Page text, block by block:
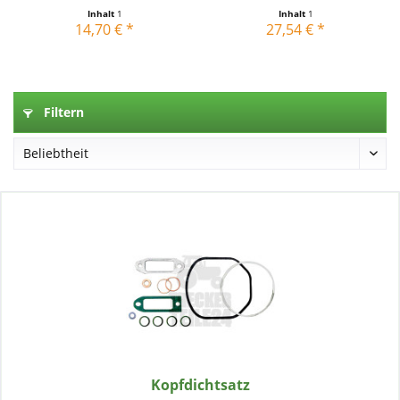
Inhalt 1
14,70 € *
Inhalt 1
27,54 € *
Filtern
Kopfdichtsatz